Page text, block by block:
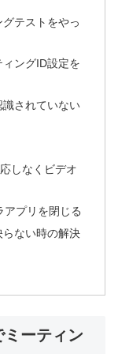
テストをやっ
ングID設定を
されていない
しなくビデオ
プリを閉じる
ない時の解決
ーティン